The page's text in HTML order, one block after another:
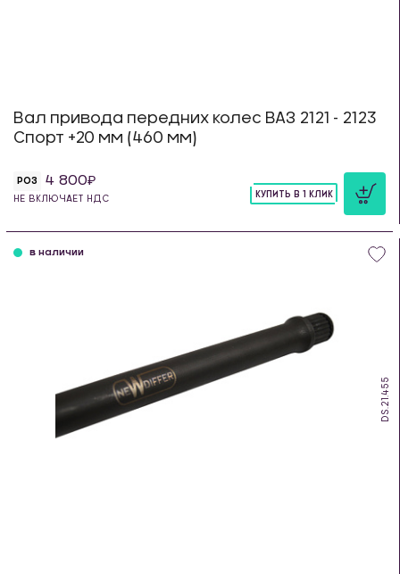
Вал привода передних колес ВАЗ 2121 - 2123
Спорт +20 мм (460 мм)
РОЗ 4 800
НЕ ВКЛЮЧАЕТ НДС
КУПИТЬ В 1 КЛИК
DS.21.455
в наличии